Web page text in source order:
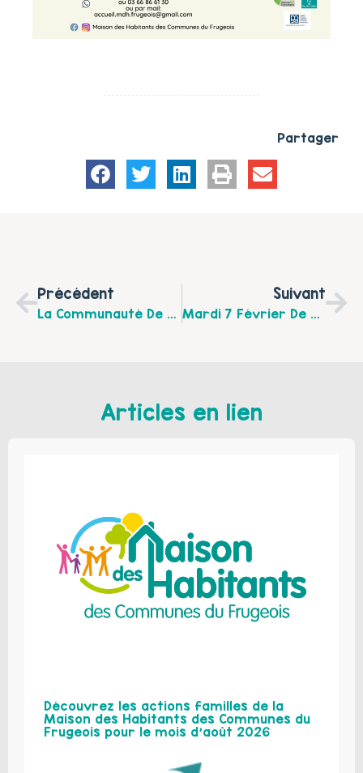
Partager
Précédent
La Communauté De Communes Des 7 Vallées Recrute Un.e Animateur / Animatrice Du Relais Petite Enfance
Suivant
Mardi 7 Février De 9h30 À 10h30 Prochain Atelier Détente Et Bien-Être Du Bébé À Fruges
Articles en lien
Découvrez les actions familles de la
Maison des Habitants des Communes du
Frugeois pour le mois d’août 2026